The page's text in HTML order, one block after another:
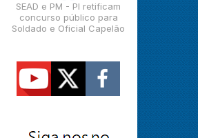
SEAD e PM - PI retificam
concurso público para
Soldado e Oficial Capelão